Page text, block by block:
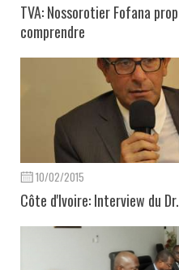
TVA: Nossorotier Fofana
comprendre
10/02/2015
Côte d'Ivoire: Interview du